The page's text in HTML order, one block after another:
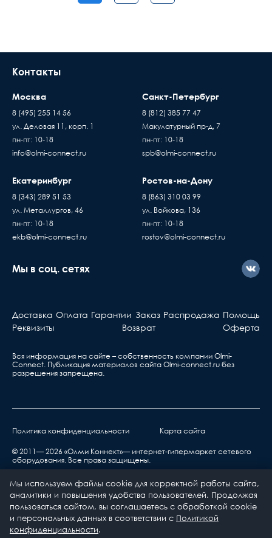
Каталог
Контакты
Москва
8 (495) 255 14 56
ул. Деловая 11, корп. 1
пн-пт: 10-18
info@olmi-connect.ru
Санкт-Петербург
8 (812) 385 77 47
Макулатурный пр-д, 7
пн-пт: 10-18
spb@olmi-connect.ru
Екатеринбург
8 (343) 289 51 53
ул. Металлургов, 46
пн-пт: 10-18
ekb@olmi-connect.ru
Ростов-на-Дону
8 (863) 310 03 99
ул. Войкова, 136
пн-пт: 10-18
rostov@olmi-connect.ru
Мы в соц. сетях
Доставка Оплата Гарантии Заказ Распродажа Помощь
Реквизиты
Возврат Оферта
Вся информация на сайте – собственность компании Olmi-
Сonnect. Публикация материалов сайта Olmi-connect.ru без
разрешения запрещена.
Политика конфиденциальности Карта сайта
© 2011— 2026 «Олми Коннект»— интернет-гипермаркет сетевого
оборудования. Все права защищены.
Мы используем файлы cookie для корректной работы сайта,
аналитики и повышения удобства пользователей. Продолжая
пользоваться сайтом, вы соглашаетесь с обработкой cookie
и персональных данных в соответствии с Политикой
конфиденциальности.